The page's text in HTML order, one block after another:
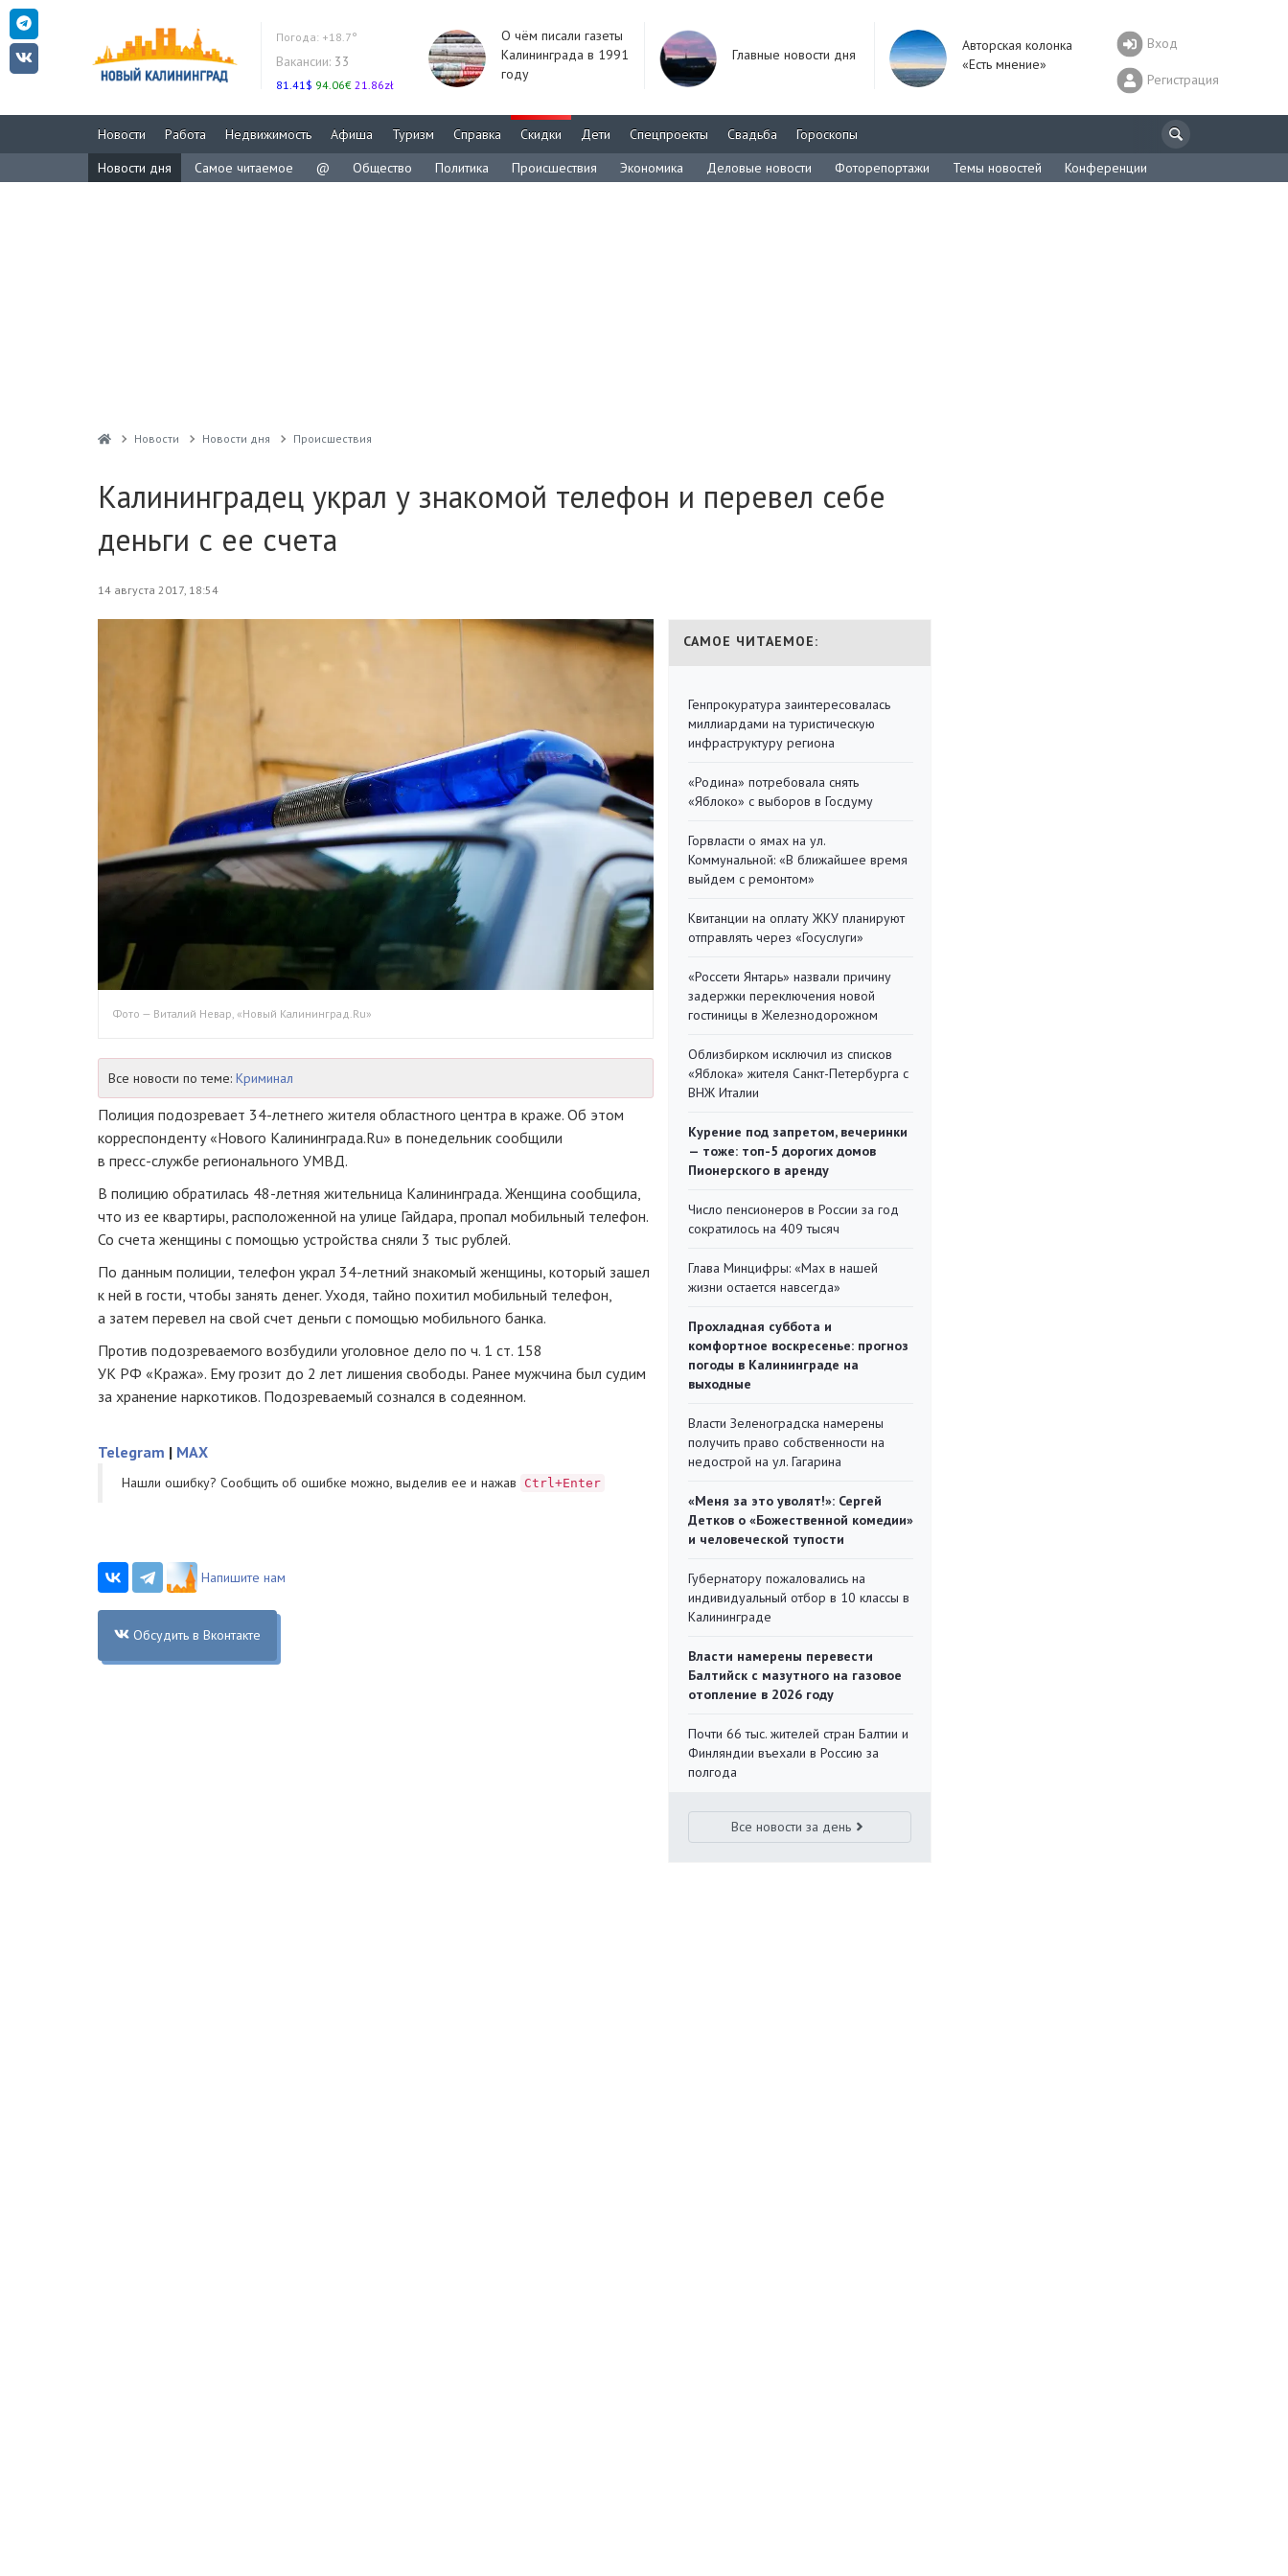
Погода: +18.7°
Вакансии: 33
81.41$ 94.06€ 21.86zł
О чём писали газеты
Калининграда в 1991
году
Главные новости дня
Авторская колонка
«Есть мнение»
Вход
Регистрация
Новости Работа Недвижимость Афиша Туризм Справка Скидки Дети Спецпроекты Свадьба
Гороскопы
Новости дня
Самое читаемое @ Общество Политика Происшествия Экономика Деловые новости Фоторепортажи Темы новостей Конференции
Новости Новости дня Проиcшествия
Калининградец украл у знакомой телефон и перевел себе
деньги с ее счета
14 августа 2017, 18:54
Фото — Виталий Невар, «Новый Калининград.Ru»
Все новости по теме: Криминал
Полиция подозревает 34-летнего жителя областного центра в краже. Об этом
корреспонденту «Нового Калининграда.Ru» в понедельник сообщили
в пресс-службе регионального УМВД.
В полицию обратилась 48-летняя жительница Калининграда. Женщина сообщила,
что из ее квартиры, расположенной на улице Гайдара, пропал мобильный телефон.
Со счета женщины с помощью устройства сняли 3 тыс рублей.
По данным полиции, телефон украл 34-летний знакомый женщины, который зашел
к ней в гости, чтобы занять денег. Уходя, тайно похитил мобильный телефон,
а затем перевел на свой счет деньги с помощью мобильного банка.
Против подозреваемого возбудили уголовное дело по ч. 1 ст. 158
УК РФ «Кража». Ему грозит до 2 лет лишения свободы. Ранее мужчина был судим
за хранение наркотиков. Подозреваемый сознался в содеянном.
Telegram | MAX
Нашли ошибку? Cообщить об ошибке можно, выделив ее и нажав Ctrl+Enter
Напишите нам
Обсудить в Вконтакте
САМОЕ ЧИТАЕМОЕ:
Генпрокуратура заинтересовалась
миллиардами на туристическую
инфраструктуру региона
«Родина» потребовала снять
«Яблоко» с выборов в Госдуму
Горвласти о ямах на ул.
Коммунальной: «В ближайшее время
выйдем с ремонтом»
Квитанции на оплату ЖКУ планируют
отправлять через «Госуслуги»
«Россети Янтарь» назвали причину
задержки переключения новой
гостиницы в Железнодорожном
Облизбирком исключил из списков
«Яблока» жителя Санкт-Петербурга с
ВНЖ Италии
Курение под запретом, вечеринки
— тоже: топ-5 дорогих домов
Пионерского в аренду
Число пенсионеров в России за год
сократилось на 409 тысяч
Глава Минцифры: «Мах в нашей
жизни остается навсегда»
Прохладная суббота и
комфортное воскресенье: прогноз
погоды в Калининграде на
выходные
Власти Зеленоградска намерены
получить право собственности на
недострой на ул. Гагарина
«Меня за это уволят!»: Сергей
Детков о «Божественной комедии»
и человеческой тупости
Губернатору пожаловались на
индивидуальный отбор в 10 классы в
Калининграде
Власти намерены перевести
Балтийск с мазутного на газовое
отопление в 2026 году
Почти 66 тыс. жителей стран Балтии и
Финляндии въехали в Россию за
полгода
Все новости за день